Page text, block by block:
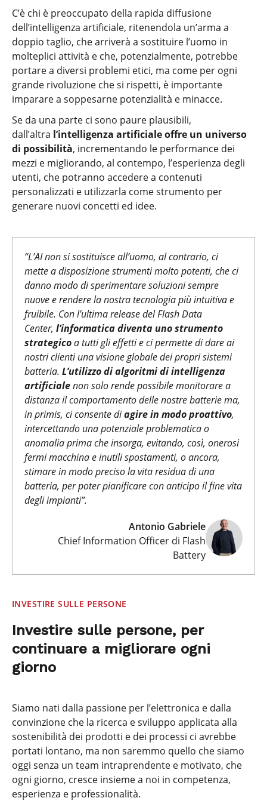
C’è chi è preoccupato della rapida diffusione
dell’intelligenza artificiale, ritenendola un’arma a
doppio taglio, che arriverà a sostituire l’uomo in
molteplici attività e che, potenzialmente, potrebbe
portare a diversi problemi etici, ma come per ogni
grande rivoluzione che si rispetti, è importante
imparare a soppesarne potenzialità e minacce.
Se da una parte ci sono paure plausibili,
dall’altra l’intelligenza artificiale offre un universo
di possibilità, incrementando le performance dei
mezzi e migliorando, al contempo, l’esperienza degli
utenti, che potranno accedere a contenuti
personalizzati e utilizzarla come strumento per
generare nuovi concetti ed idee.
“L’AI non si sostituisce all’uomo, al contrario, ci
mette a disposizione strumenti molto potenti, che ci
danno modo di sperimentare soluzioni sempre
nuove e rendere la nostra tecnologia più intuitiva e
fruibile. Con l’ultima release del Flash Data
Center, l’informatica diventa uno strumento
strategicoa tutti gli effetti e ci permette di dare ai
nostri clienti una visione globale dei propri sistemi
batteria. L’utilizzo di algoritmi di intelligenza
artificialenon solo rende possibile monitorare a
distanza il comportamento delle nostre batterie ma,
in primis, ci consente diagire in modo proattivo,
intercettando una potenziale problematica o
anomalia prima che insorga, evitando, così, onerosi
fermi macchina e inutili spostamenti, o ancora,
stimare in modo preciso la vita residua di una
batteria, per poter pianificare con anticipo il fine vita
degli impianti”.
Antonio Gabriele
Chief Information Officer di Flash
Battery
INVESTIRE SULLE PERSONE
Investire sulle persone, per
continuare a migliorare ogni
giorno
Siamo nati dalla passione per l’elettronica e dalla
convinzione che la ricerca e sviluppo applicata alla
sostenibilità dei prodotti e dei processi ci avrebbe
portati lontano, ma non saremmo quello che siamo
oggi senza un team intraprendente e motivato, che
ogni giorno, cresce insieme a noi in competenza,
esperienza e professionalità.